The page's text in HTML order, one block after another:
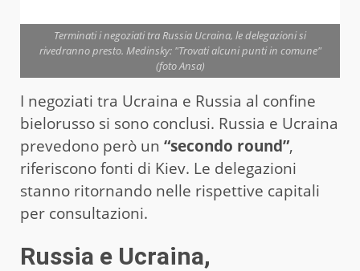
Terminati i negoziati tra Russia Ucraina, le delegazioni si
rivedranno presto. Medinsky: "Trovati alcuni punti in comune"
(foto Ansa)
I negoziati tra Ucraina e Russia al confine
bielorusso si sono conclusi. Russia e Ucraina
prevedono però un “secondo round”,
riferiscono fonti di Kiev. Le delegazioni
stanno ritornando nelle rispettive capitali
per consultazioni.
Russia e Ucraina,